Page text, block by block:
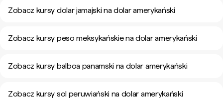
Zobacz kursy dolar jamajski na dolar amerykański
Zobacz kursy peso meksykańskie na dolar amerykański
Zobacz kursy balboa panamski na dolar amerykański
Zobacz kursy sol peruwiański na dolar amerykański